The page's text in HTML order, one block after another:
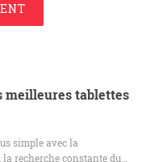
meilleures tablettes
simple avec la
recherche constante du…